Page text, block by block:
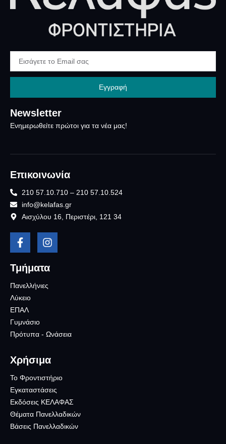
Newsletter
Ενημερωθείτε πρώτοι για τα νέα μας!
Εγγραφή
Επικοινωνία
210 57.10.710 – 210 57.10.524
info@kelafas.gr
Αισχύλου 16, Περιστέρι, 121 34
Τμήματα
Πανελλήνιες
Λύκειο
ΕΠΑΛ
Γυμνάσιο
Πρότυπα - Ωνάσεια
Χρήσιμα
Το Φροντιστήριο
Εγκαταστάσεις
Εκδόσεις ΚΕΛΑΦΑΣ
Θέματα Πανελλαδικών
Βάσεις Πανελλαδικών